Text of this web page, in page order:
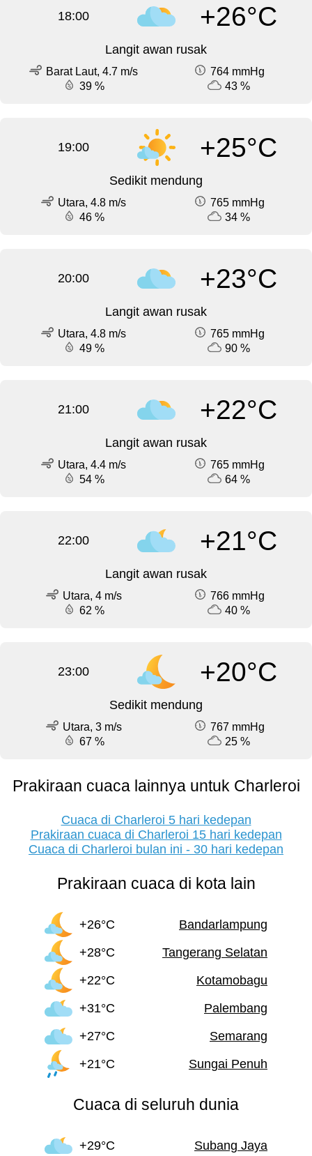
18:00 +26°C
Langit awan rusak
Barat Laut, 4.7 m/s
764 mmHg
39 %
43 %
19:00 +25°C
Sedikit mendung
Utara, 4.8 m/s
765 mmHg
46 %
34 %
20:00 +23°C
Langit awan rusak
Utara, 4.8 m/s
765 mmHg
49 %
90 %
21:00 +22°C
Langit awan rusak
Utara, 4.4 m/s
765 mmHg
54 %
64 %
22:00 +21°C
Langit awan rusak
Utara, 4 m/s
766 mmHg
62 %
40 %
23:00 +20°C
Sedikit mendung
Utara, 3 m/s
767 mmHg
67 %
25 %
Prakiraan cuaca lainnya untuk Charleroi
Cuaca di Charleroi 5 hari kedepan
Prakiraan cuaca di Charleroi 15 hari kedepan
Cuaca di Charleroi bulan ini - 30 hari kedepan
Prakiraan cuaca di kota lain
+26°C
Bandarlampung
+28°C
Tangerang Selatan
+22°C
Kotamobagu
+31°C
Palembang
+27°C
Semarang
+21°C
Sungai Penuh
Cuaca di seluruh dunia
+29°C Subang Jaya